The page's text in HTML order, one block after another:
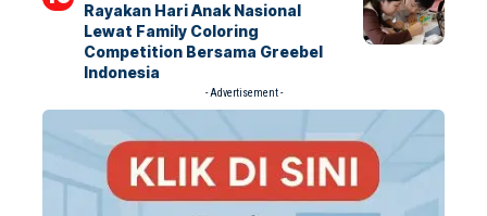
Rayakan Hari Anak Nasional
Lewat Family Coloring
Competition Bersama Greebel
Indonesia
- Advertisement -